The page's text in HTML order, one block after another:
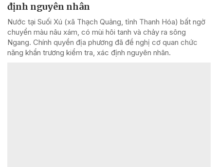
định nguyên nhân
Nước tại Suối Xú (xã Thạch Quảng, tỉnh Thanh Hóa) bất ngờ
chuyển màu nâu xám, có mùi hôi tanh và chảy ra sông
Ngang. Chính quyền địa phương đã đề nghị cơ quan chức
năng khẩn trương kiểm tra, xác định nguyên nhân.